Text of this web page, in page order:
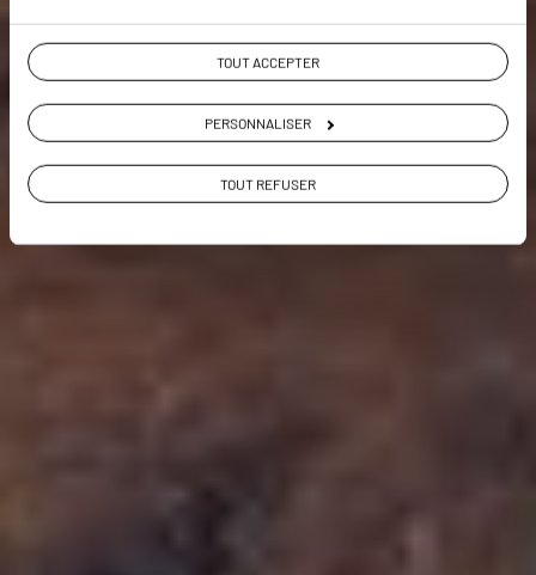
TOUT ACCEPTER
PERSONNALISER
TOUT REFUSER
Voir les 116 avis sur les voyages en Namibie
VOIR LA GALERIE PHOTOS